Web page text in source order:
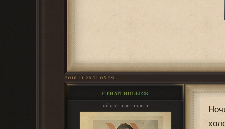
2018-11-28 01:05:29
ETHAN HOLLICK
ad astra per aspera